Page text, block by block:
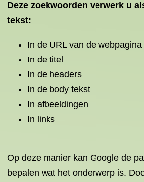
Deze zoekwoorden verwerk u
tekst:
In de URL van de webpagina
In de titel
In de headers
In de body tekst
In afbeeldingen
In links
Op deze manier kan Google de
bepalen wat het onderwerp is.